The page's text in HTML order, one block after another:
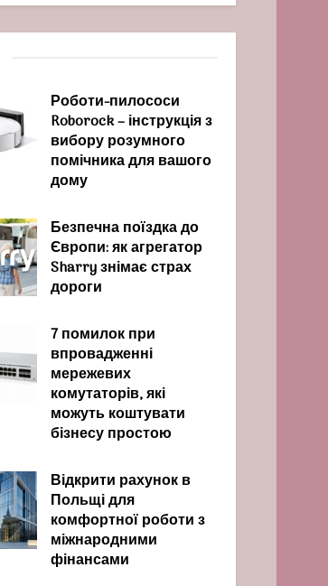
Роботи-пилососи
Roborock – інструкція з
вибору розумного
помічника для вашого
дому
Безпечна поїздка до
Європи: як агрегатор
Sharry знімає страх
дороги
7 помилок при
впровадженні
мережевих
комутаторів, які
можуть коштувати
бізнесу простою
Відкрити рахунок в
Польщі для
комфортної роботи з
міжнародними
фінансами